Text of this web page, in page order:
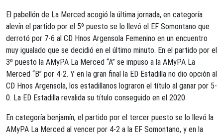
El pabellón de La Merced acogió la última jornada, en categoría
alevín el partido por el 5º puesto se lo llevó el EF Somontano que
derrotó por 7-6 al CD Hnos Argensola Femenino en un encuentro
muy igualado que se decidió en el último minuto. En el partido por el
3º puesto la AMyPA La Merced “A” se impuso a la AMyPA La
Merced “B” por 4-2. Y en la gran final la ED Estadilla no dio opción al
CD Hnos Argensola, los estadillanos lograron el título al ganar por 5-
0. La ED Estadilla revalida su título conseguido en el 2020.
En categoría benjamín, el partido por el tercer puesto se lo llevó la
AMyPA La Merced al vencer por 4-2 a la EF Somontano, y en la